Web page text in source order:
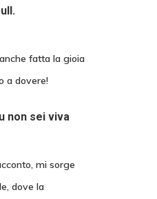
fatta la gioia
a dovere!
non sei viva
mi sorge
dove la